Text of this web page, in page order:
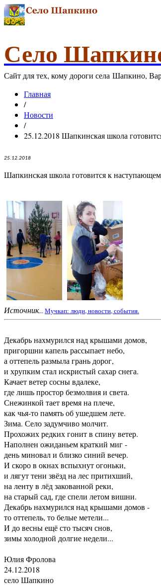
Село
Сайт для тех, кому дороги села Шапкино,
Главная
/
Новости
/
25.12.2018 Шапкинская школа
25.12.2018
Шапкинская школа готовится к
Источник... Мучкап: люди, новости, события.
Декабрь нахмурился над крышами домов,
пригоршни капель рассыпает небо,
а оттепель размыла грань дорог,
и хрупким стал искристый сахар снега.
Качает ветер сосны вдалеке,
где лишь простор безмолвия и света.
Снежинкой тает время на плече,
как чья-то память об ушедшем лете.
Зима. Село задумчиво молчит.
Прохожих редких гонит в спину ветер.
Наполнен ожиданьем краткий миг -
день миновал и близко синий вечер.
И скоро в окнах вспыхнут огоньки,
и лягут тени звёзд на лес притихший,
на ленту в лёд закованной реки,
на старый сад, где спели летом вишни.
Декабрь нахмурился над крышами домов -
то оттепель, то белые метели...
И до весны ещё сто тысяч снов,
зимы холодной долгие недели...
Юлия Фролова
24.12.2018
село Шапкино